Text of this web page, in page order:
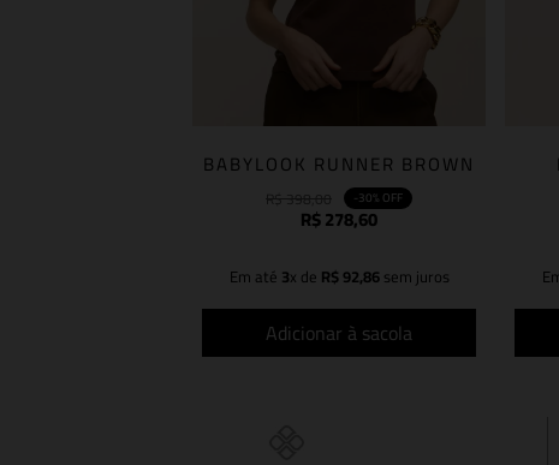
BABYLOOK RUNNER BROWN
-30% OFF
R$278,60
Em até 3x de R$92,86sem juros
Adicionar à sacola